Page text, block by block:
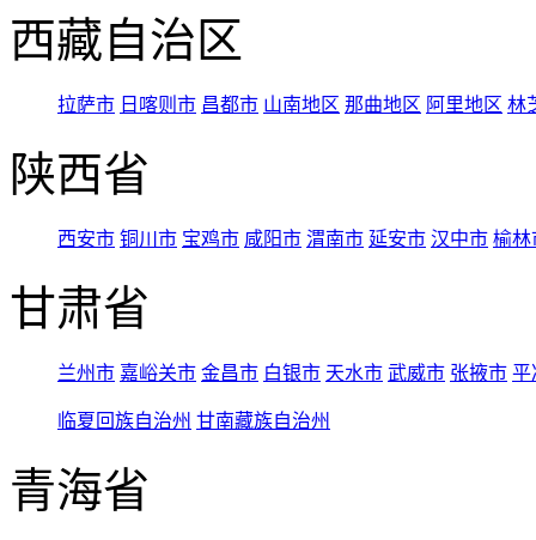
西藏自治区
拉萨市 日喀则市 昌都市 山南地区 那曲地区 阿里地区 林
陕西省
西安市 铜川市 宝鸡市 咸阳市 渭南市 延安市 汉中市 榆林
甘肃省
兰州市 嘉峪关市 金昌市 白银市 天水市 武威市 张掖市 平
临夏回族自治州 甘南藏族自治州
青海省